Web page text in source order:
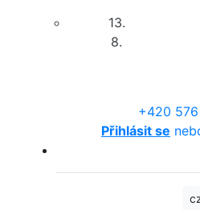
13.
8.
+420
Přihlásit se